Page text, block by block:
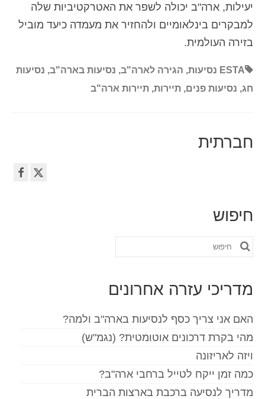
יעילות, ארה"ב יכולה לשפר את האטרקטיביות שלה
למבקרים בינלאומיים ולהחזיר את מעמדה כיעד מוביל
בזירה העולמית.
ESTA נסיעות , הגירה לארה"ב, נסיעות בארה"ב, נסיעות
חג, נסיעות פנים, תיירות, תיירות ארה"ב
חברתית
חיפוש
חפש
מדריכי עזרה אחרונים
האם אני צריך כסף לנסיעות בארה"ב ולמה?
מהי בקרת דרכונים אוטומטית? (נגמ"ש)
ויזה לאריזונה
כמה זמן ייקח לטייל ברחבי ארה"ב?
מדריך לנסיעה ברכבת בארצות הברית